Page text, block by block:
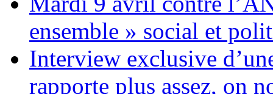
ensemble » social et
Interview exclusive
rapporte plus assez, on